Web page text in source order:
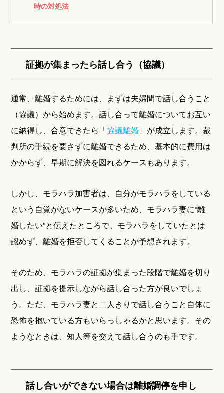
時の対処法
証拠が集まったら話し合う（協議）
通常、離婚するためには、まずは夫婦間で話し合うこと
（協議）から始めます。話し合って離婚についてお互い
に納得し、合意できたら「協議離婚 」が成立します。裁
判所の手続を要さずに離婚できるため、基本的に費用は
かからず、早期に解決を図れるケースもあります。
しかし、モラハラ加害者は、自分がモラハラをしている
という自覚がないケースが多いため、モラハラ妻に“離
婚したい”と伝えたところで、モラハラをしていたとは
認めず、離婚を拒否してくることが予想されます。
そのため、モラハラの証拠が集まった段階で離婚を切り
出し、証拠を提示しながら話し合った方が良いでしょ
う。ただ、モラハラ妻と二人きりで話し合うこと自体に
恐怖を抱いている方もいらっしゃるかと思います。その
ようなときは、知人等を交えて話し合うのも手です。
話し合いができない場合は離婚調停を申し